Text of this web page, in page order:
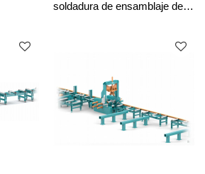
soldadura de ensamblaje de